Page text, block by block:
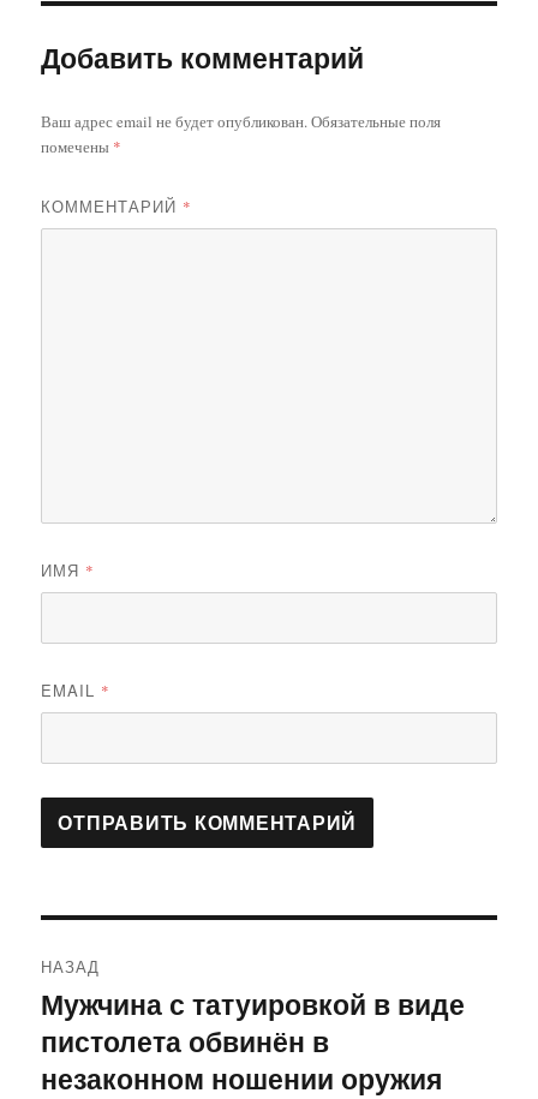
Добавить комментарий
Ваш адрес email не будет опубликован.Обязательные поля
помечены *
КОММЕНТАРИЙ *
ИМЯ *
EMAIL *
по
записям
НАЗАД
Предыдущая
запись:
Мужчина с татуировкой в виде
пистолета обвинён в
незаконном ношении оружия